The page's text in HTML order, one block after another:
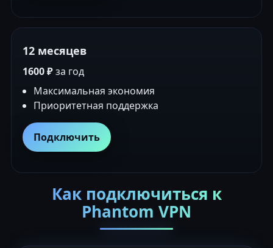
12 месяцев
1600 ₽за год
Максимальная экономия
Приоритетная поддержка
Подключить
Как подключиться к
Phantom VPN